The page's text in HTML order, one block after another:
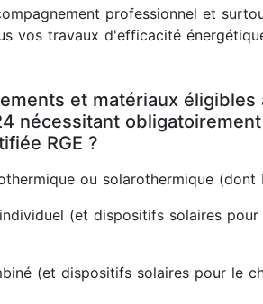
professionnel et
vos travaux d'efficacité
et matériaux éligibles
nécessitant obligatoirement
RGE ?
ou solarothermique (dont
(et dispositifs solaires
(et dispositifs solaires pour le